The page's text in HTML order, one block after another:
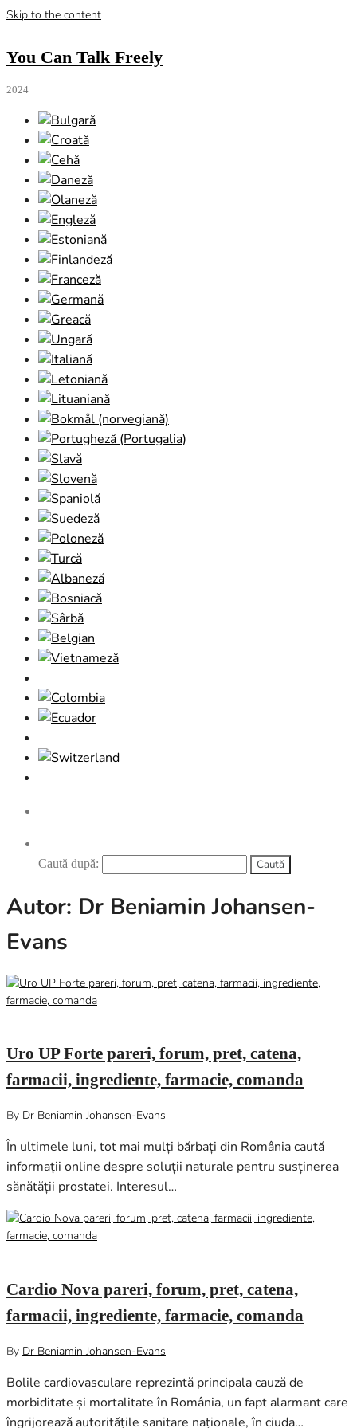
Skip to the content
You Can Talk Freely
2024
Caută după:
Autor: Dr Beniamin Johansen-
Evans
Uro UP Forte pareri, forum, pret, catena,
farmacii, ingrediente, farmacie, comanda
By Dr Beniamin Johansen-Evans
În ultimele luni, tot mai mulți bărbați din România caută
informații online despre soluții naturale pentru susținerea
sănătății prostatei. Interesul…
Cardio Nova pareri, forum, pret, catena,
farmacii, ingrediente, farmacie, comanda
By Dr Beniamin Johansen-Evans
Bolile cardiovasculare reprezintă principala cauză de
morbiditate și mortalitate în România, un fapt alarmant care
îngrijorează autoritățile sanitare naționale, în ciuda…